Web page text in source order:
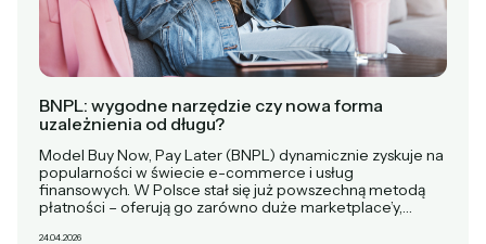
BNPL: wygodne narzędzie czy nowa forma
uzależnienia od długu?
Model Buy Now, Pay Later (BNPL) dynamicznie zyskuje na
popularności w świecie e-commerce i usług
finansowych. W Polsce stał się już powszechną metodą
płatności – oferują go zarówno duże marketplace’y,…
24.04.2026